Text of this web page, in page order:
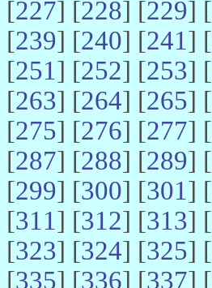
[227] [228] [229] [
[239] [240] [241] [
[251] [252] [253] [
[263] [264] [265] [
[275] [276] [277] [
[287] [288] [289] [
[299] [300] [301] [
[311] [312] [313] [
[323] [324] [325] [
[335] [336] [337] [